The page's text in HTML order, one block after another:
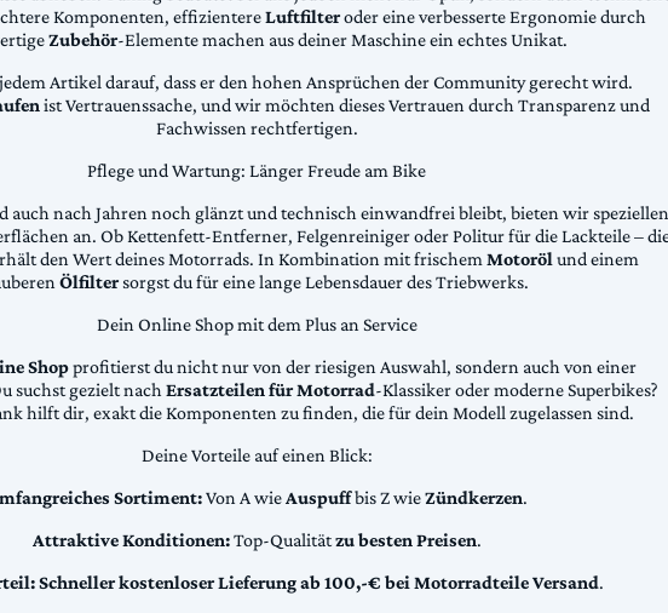
Komponenten, effizientereLuftfilteroder eine verbesserte Ergonomie durch
Zubehör-Elemente machen aus deiner Maschine ein echtes Unikat.
Artikel darauf, dass er den hohen Ansprüchen der Community gerecht wird.
ist Vertrauenssache, und wir möchten dieses Vertrauen durch Transparenz und
Fachwissen rechtfertigen.
Pflege und Wartung: Länger Freude am Bike
auch nach Jahren noch glänzt und technisch einwandfrei bleibt, bieten wir speziellen
an. Ob Kettenfett-Entferner, Felgenreiniger oder Politur für die Lackteile –
den Wert deines Motorrads. In Kombination mit frischemMotorölund einem
Ölfiltersorgst du für eine lange Lebensdauer des Triebwerks.
Dein Online Shop mit dem Plus an Service
Shopprofitierst du nicht nur von der riesigen Auswahl, sondern auch von einer
suchst gezielt nachErsatzteilen für Motorrad-Klassiker oder moderne Superbikes?
hilft dir, exakt die Komponenten zu finden, die für dein Modell zugelassen sind.
Deine Vorteile auf einen Blick:
Sortiment:Von A wieAuspuffbis Z wieZündkerzen.
Attraktive Konditionen:Top-Qualitätzu besten Preisen.
Schneller kostenloser Lieferung ab 100,-€ bei Motorradteile Versand.